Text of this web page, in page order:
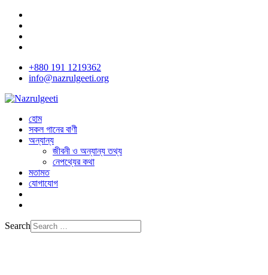
+880 191 1219362
info@nazrulgeeti.org
হোম
সকল গানের বাণী
অন্যান্য
জীবনী ও অন্যান্য তথ্য
নেপথ্যের কথা
মতামত
যোগাযোগ
Search